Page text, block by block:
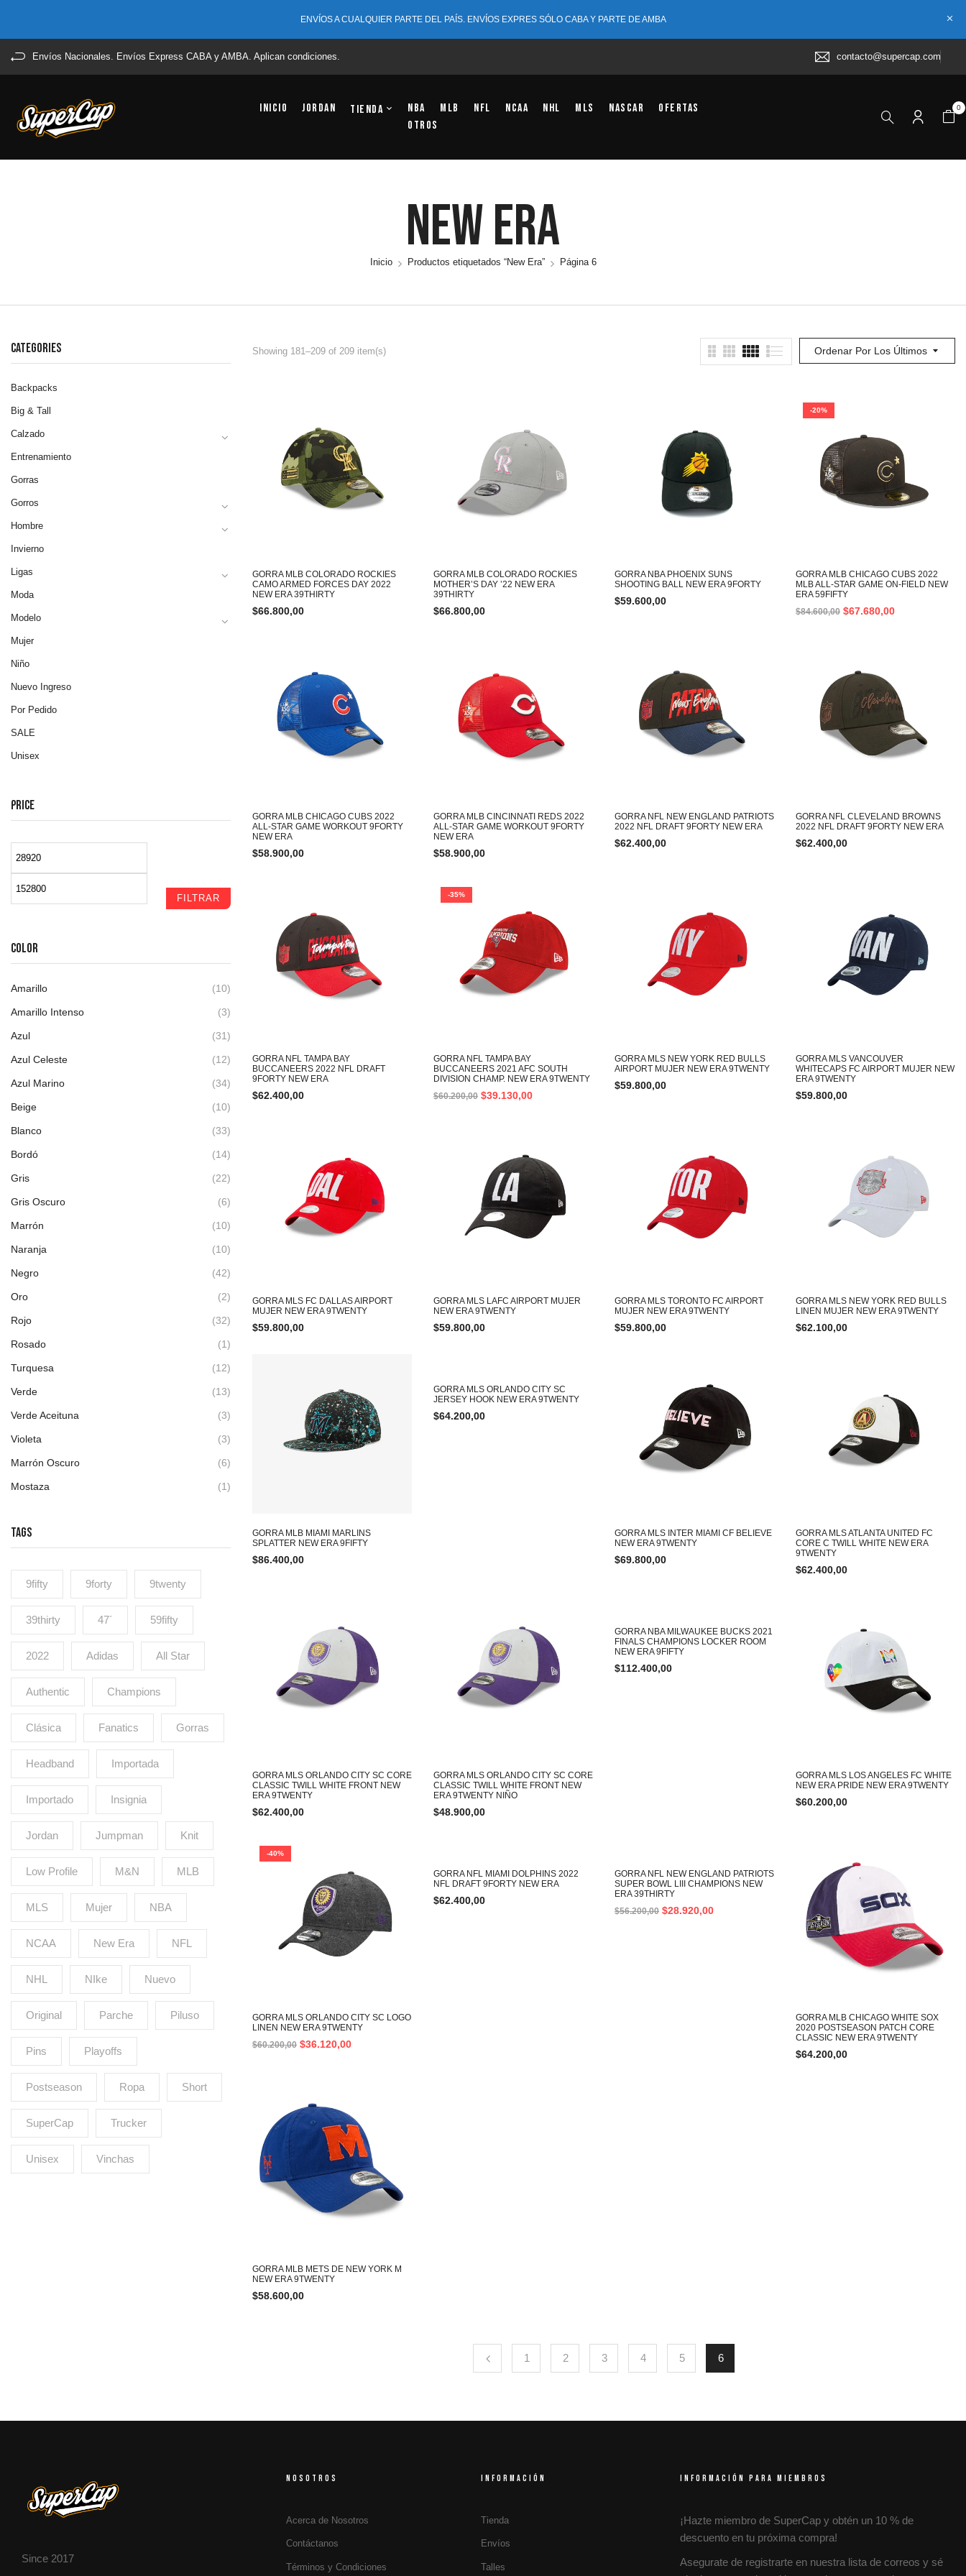
ENVÍOS A CUALQUIER PARTE DEL PAÍS. ENVÍOS EXPRES SÓLO CABA Y PARTE DE AMBA
Envíos Nacionales. Envíos Express CABA y AMBA. Aplican condiciones. contacto@supercap.com
Inicio Jordan Tienda NBA MLB NFL NCAA NHL MLS NASCAR
Ofertas
OTROS
0
New Era
Inicio Productos etiquetados “New Era” Página 6
CATEGORIES
Backpacks
Big & Tall
Calzado
Entrenamiento
Gorras
Gorros
Hombre
Invierno
Ligas
Moda
Modelo
Mujer
Niño
Nuevo Ingreso
Por Pedido
SALE
Unisex
PRICE
FILTRAR
COLOR
Amarillo (10)
Amarillo Intenso (3)
Azul (31)
Azul Celeste (12)
Azul Marino (34)
Beige (10)
Blanco (33)
Bordó (14)
Gris (22)
Gris Oscuro (6)
Marrón (10)
Naranja (10)
Negro (42)
Oro (2)
Rojo (32)
Rosado (1)
Turquesa (12)
Verde (13)
Verde Aceituna (3)
Violeta (3)
Marrón Oscuro (6)
Mostaza (1)
TAGS
9fifty 9forty 9twenty
39thirty 47´ 59fifty
2022 Adidas All Star
Authentic Champions
Clásica Fanatics Gorras
Headband Importada
Importado Insignia
Jordan Jumpman Knit
Low Profile M&N MLB
MLS Mujer NBA
NCAA New Era NFL
NHL NIke Nuevo
Original Parche Piluso
Pins Playoffs
Postseason Ropa Short
SuperCap Trucker
Unisex Vinchas
Ordenar Por Los Últimos
Showing 181–209 of 209 item(s)
GORRA MLB COLORADO ROCKIES
CAMO ARMED FORCES DAY 2022
NEW ERA 39THIRTY
$66.800,00
GORRA MLB COLORADO ROCKIES
MOTHER’S DAY ’22 NEW ERA
39THIRTY
$66.800,00
GORRA NBA PHOENIX SUNS
SHOOTING BALL NEW ERA 9FORTY
$59.600,00
-20%
GORRA MLB CHICAGO CUBS 2022
MLB ALL-STAR GAME ON-FIELD NEW
ERA 59FIFTY
$84.600,00 $67.680,00
GORRA MLB CHICAGO CUBS 2022
ALL-STAR GAME WORKOUT 9FORTY
NEW ERA
$58.900,00
GORRA MLB CINCINNATI REDS 2022
ALL-STAR GAME WORKOUT 9FORTY
NEW ERA
$58.900,00
GORRA NFL NEW ENGLAND PATRIOTS
2022 NFL DRAFT 9FORTY NEW ERA
$62.400,00
GORRA NFL CLEVELAND BROWNS
2022 NFL DRAFT 9FORTY NEW ERA
$62.400,00
GORRA NFL TAMPA BAY
BUCCANEERS 2022 NFL DRAFT
9FORTY NEW ERA
$62.400,00
-35%
GORRA NFL TAMPA BAY
BUCCANEERS 2021 AFC SOUTH
DIVISION CHAMP. NEW ERA 9TWENTY
$60.200,00 $39.130,00
GORRA MLS NEW YORK RED BULLS
AIRPORT MUJER NEW ERA 9TWENTY
$59.800,00
GORRA MLS VANCOUVER
WHITECAPS FC AIRPORT MUJER NEW
ERA 9TWENTY
$59.800,00
GORRA MLS FC DALLAS AIRPORT
MUJER NEW ERA 9TWENTY
$59.800,00
GORRA MLS LAFC AIRPORT MUJER
NEW ERA 9TWENTY
$59.800,00
GORRA MLS TORONTO FC AIRPORT
MUJER NEW ERA 9TWENTY
$59.800,00
GORRA MLS NEW YORK RED BULLS
LINEN MUJER NEW ERA 9TWENTY
$62.100,00
GORRA MLB MIAMI MARLINS
SPLATTER NEW ERA 9FIFTY
$86.400,00
GORRA MLS ORLANDO CITY SC
JERSEY HOOK NEW ERA 9TWENTY
$64.200,00
GORRA MLS INTER MIAMI CF BELIEVE
NEW ERA 9TWENTY
$69.800,00
GORRA MLS ATLANTA UNITED FC
CORE C TWILL WHITE NEW ERA
9TWENTY
$62.400,00
GORRA MLS ORLANDO CITY SC CORE
CLASSIC TWILL WHITE FRONT NEW
ERA 9TWENTY
$62.400,00
GORRA MLS ORLANDO CITY SC CORE
CLASSIC TWILL WHITE FRONT NEW
ERA 9TWENTY NIÑO
$48.900,00
GORRA NBA MILWAUKEE BUCKS 2021
FINALS CHAMPIONS LOCKER ROOM
NEW ERA 9FIFTY
$112.400,00
GORRA MLS LOS ANGELES FC WHITE
NEW ERA PRIDE NEW ERA 9TWENTY
$60.200,00
-40%
GORRA MLS ORLANDO CITY SC LOGO
LINEN NEW ERA 9TWENTY
$60.200,00 $36.120,00
GORRA NFL MIAMI DOLPHINS 2022
NFL DRAFT 9FORTY NEW ERA
$62.400,00
GORRA NFL NEW ENGLAND PATRIOTS
SUPER BOWL LIII CHAMPIONS NEW
ERA 39THIRTY
$56.200,00 $28.920,00
GORRA MLB CHICAGO WHITE SOX
2020 POSTSEASON PATCH CORE
CLASSIC NEW ERA 9TWENTY
$64.200,00
GORRA MLB METS DE NEW YORK M
NEW ERA 9TWENTY
$58.600,00
1 2 3 4 5 6
Since 2017
NOSOTROS
Acerca de Nosotros
Contáctanos
Términos y Condiciones
INFORMACIÓN
Tienda
Envíos
Talles
INFORMACIÓN PARA MIEMBROS
¡Hazte miembro de SuperCap y obtén un 10 % de
descuento en tu próxima compra!
Asegurate de registrarte en nuestra lista de correos y sé